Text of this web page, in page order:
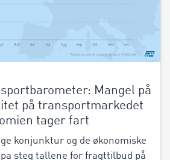
Mangel på
på transportmarkedet
tager fart
konjunktur og de økonomiske
steg tallene for fragttilbud på